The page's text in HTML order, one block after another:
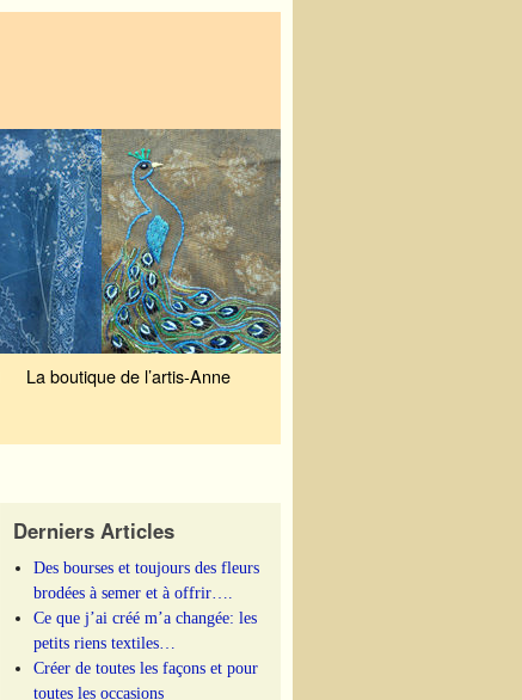
La boutique de l’artis-Anne
Derniers Articles
Des bourses et toujours des fleurs
brodées à semer et à offrir….
Ce que j’ai créé m’a changée: les
petits riens textiles…
Créer de toutes les façons et pour
toutes les occasions